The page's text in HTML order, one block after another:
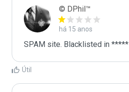
© DPhil™
há 15 anos
SPAM site. Blacklisted in *****
Útil